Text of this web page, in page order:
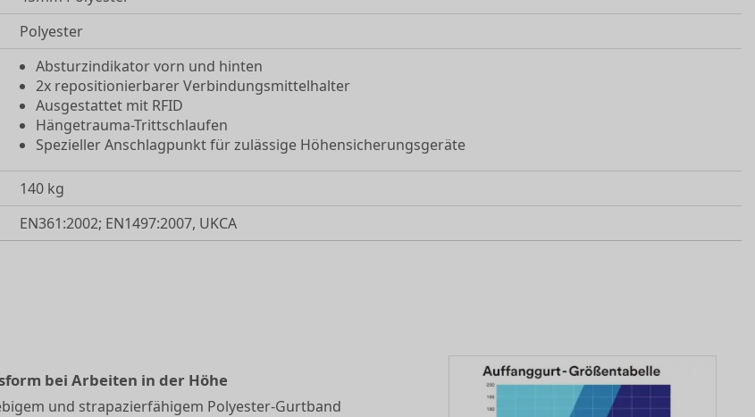
Polyester
Absturzindikator vorn und hinten
2x repositionierbarer Verbindungsmittelhalter
Ausgestattet mit RFID
Hängetrauma-Trittschlaufen
Spezieller Anschlagpunkt für zulässige Höhensicherungsgeräte
140 kg
EN361:2002; EN1497:2007, UKCA
bei Arbeiten in der Höhe
und strapazierfähigem Polyester-Gurtband